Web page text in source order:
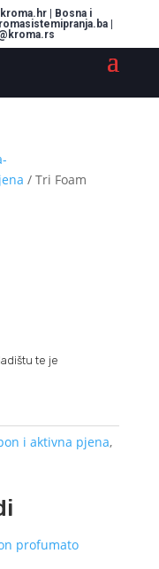
| Bosna i
|
/ Tri Foam
te je
i aktivna pjena,